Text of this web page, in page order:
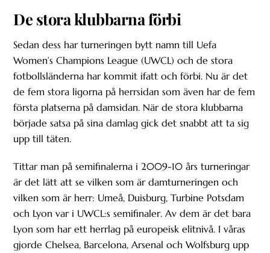
De stora klubbarna förbi
Sedan dess har turneringen bytt namn till Uefa
Women’s Champions League (UWCL) och de stora
fotbollsländerna har kommit ifatt och förbi. Nu är det
de fem stora ligorna på herrsidan som även har de fem
första platserna på damsidan. När de stora klubbarna
började satsa på sina damlag gick det snabbt att ta sig
upp till täten.
Tittar man på semifinalerna i 2009-10 års turneringar
är det lätt att se vilken som är damturneringen och
vilken som är herr: Umeå, Duisburg, Turbine Potsdam
och Lyon var i UWCL:s semifinaler. Av dem är det bara
Lyon som har ett herrlag på europeisk elitnivå. I våras
gjorde Chelsea, Barcelona, Arsenal och Wolfsburg upp